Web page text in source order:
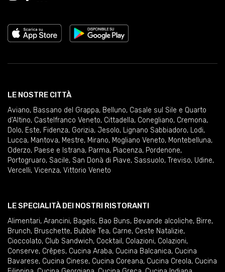
LE NOSTRE CITTÀ
Aviano, Bassano del Grappa, Belluno, Casale sul Sile e Quarto
d'Altino, Castelfranco Veneto, Cittadella, Conegliano, Cremona,
Dolo, Este, Fidenza, Gorizia, Jesolo, Lignano Sabbiadoro, Lodi,
Lucca, Mantova, Mestre, Mirano, Mogliano Veneto, Montebelluna,
Oderzo, Paese e Istrana, Parma, Piacenza, Pordenone,
Portogruaro, Sacile, San Donà di Piave, Sassuolo, Treviso, Udine,
Vercelli, Vicenza, Vittorio Veneto
LE SPECIALITÀ DEI NOSTRI RISTORANTI
Alimentari, Arancini, Bagels, Bao Buns, Bevande alcoliche, Birre,
Brunch, Bruschette, Bubble Tea, Carne, Ceste Natalizie,
Cioccolato, Club Sandwich, Cocktail , Colazioni, Colazioni,
Conserve, Crêpes, Cucina Araba, Cucina Balcanica, Cucina
Bavarese, Cucina Cinese, Cucina Coreana, Cucina Creola, Cucina